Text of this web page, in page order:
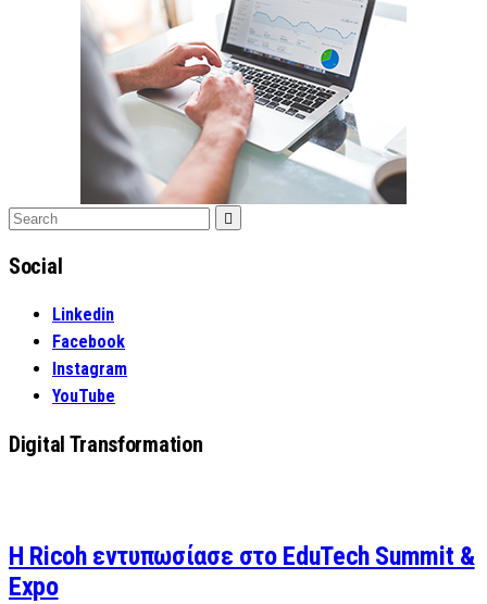
Search
Social
Linkedin
Facebook
Instagram
YouTube
Digital Transformation
Η Ricoh εντυπωσίασε στο EduTech Summit &
Expo